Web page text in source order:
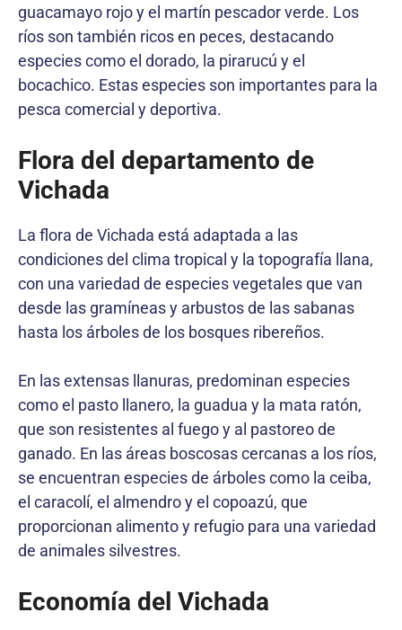
guacamayo rojo y el martín pescador verde. Los
ríos son también ricos en peces, destacando
especies como el dorado, la pirarucú y el
bocachico. Estas especies son importantes para la
pesca comercial y deportiva.
Flora del departamento de
Vichada
La flora de Vichada está adaptada a las
condiciones del clima tropical y la topografía llana,
con una variedad de especies vegetales que van
desde las gramíneas y arbustos de las sabanas
hasta los árboles de los bosques ribereños.
En las extensas llanuras, predominan especies
como el pasto llanero, la guadua y la mata ratón,
que son resistentes al fuego y al pastoreo de
ganado. En las áreas boscosas cercanas a los ríos,
se encuentran especies de árboles como la ceiba,
el caracolí, el almendro y el copoazú, que
proporcionan alimento y refugio para una variedad
de animales silvestres.
Economía del Vichada